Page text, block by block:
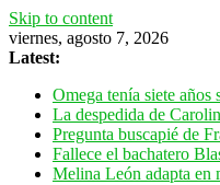
Skip to content
viernes, agosto 7, 2026
Latest:
Omega tenía siete
La despedida de
Pregunta buscapié de
Fallece el bachatero
Melina León adapta en